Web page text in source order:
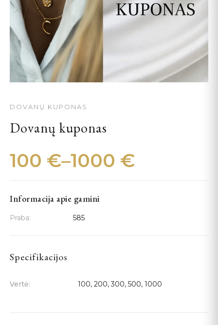
DOVANŲ KUPONAS
Dovanų kuponas
100 €–1000 €
Price
range:
through
1000 €
Informacija apie gamini
Praba: 585
Specifikacijos
Vertė: 100, 200, 300, 500, 1000